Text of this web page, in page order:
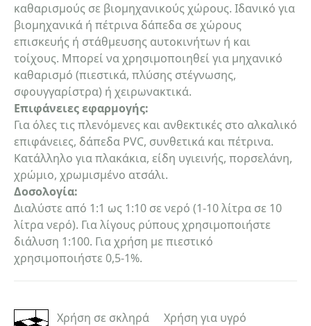
καθαρισμούς σε βιομηχανικούς χώρους. Ιδανικό για
βιομηχανικά ή πέτρινα δάπεδα σε χώρους
επισκευής ή στάθμευσης αυτοκινήτων ή και
τοίχους. Μπορεί να χρησιμοποιηθεί για μηχανικό
καθαρισμό (πιεστικά, πλύσης στέγνωσης,
σφουγγαρίστρα) ή χειρωνακτικά.
Επιφάνειες εφαρμογής:
Για όλες τις πλενόμενες και ανθεκτικές στο αλκαλικό
επιφάνειες, δάπεδα PVC, συνθετικά και πέτρινα.
Κατάλληλο για πλακάκια, είδη υγιεινής, πορσελάνη,
χρώμιο, χρωμισμένο ατσάλι.
Δοσολογία:
Διαλύστε από 1:1 ως 1:10 σε νερό (1-10 λίτρα σε 10
λίτρα νερό). Για λίγους ρύπους χρησιμοποιήστε
διάλυση 1:100. Για χρήση με πιεστικό
χρησιμοποιήστε 0,5-1%.
Χρήση σε σκληρά
Χρήση για υγρό